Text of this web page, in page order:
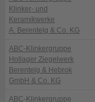
Klinker- und
Keramikwerke
A. Berentelg & Co. KG
ABC-Klinkergruppe
Hollager Ziegelwerk
Berentelg & Hebrok
GmbH & Co. KG
ABC-Klinkergruppe